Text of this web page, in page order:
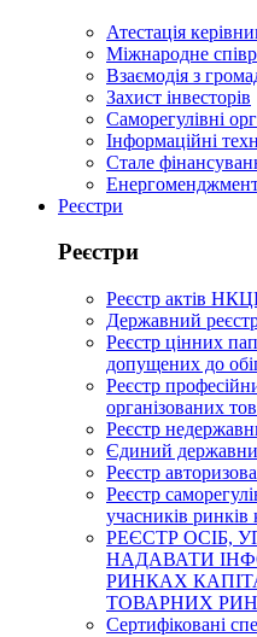
Атестація
Міжнародне
Взаємодія з
Захист інвесторів
Саморегулівні
Інформаційні
Стале
Реєстри
Реєстри
Реєстр актів
Державний
Реєстр цінних
допущених до
Реєстр
організованих
Реєстр
Єдиний
Реєстр
Реєстр
учасників ринків
РЕЄСТР ОСІБ,
НАДАВАТИ
РИНКАХ
ТОВАРНИХ
Сертифіковані